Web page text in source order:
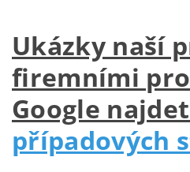
Ukázky naší
firemními
Google
případových